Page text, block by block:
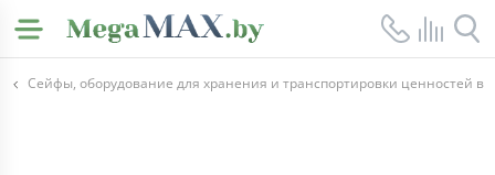
Сейфы, оборудование для хранения и транспортировки ценностей в